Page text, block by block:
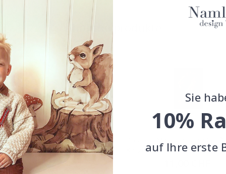
Ähnliche produkte
Verspieltes Katzenduo
Special
Price
11,00 CHF
Katzen
Sie
10%
auf Ihre erste